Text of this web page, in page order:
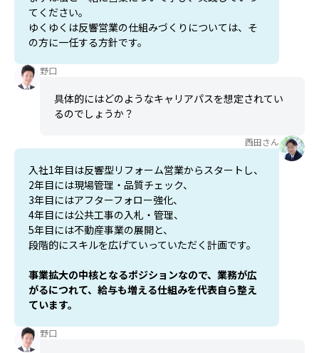
てください。
ゆくゆくは反響営業の仕組みづくりについては、そ
の方に一任する方針です。
野口
具体的にはどのようなキャリアパスを想定されてい
るのでしょうか？
西田さん
入社1年目は反響型リフォーム営業からスタートし、
2年目には現場管理・品質チェック、
3年目にはアフターフォロー強化、
4年目には公共工事の入札・管理、
5年目には不動産事業の展開と、
段階的にスキルを広げていっていただく計画です。
事業拡大の中核となるポジションなので、業務が広
がるにつれて、給与も増える仕組みを代表自ら整え
ています。
野口